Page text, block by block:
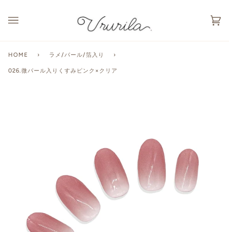
HOME › ラメ/パール/箔入り ›
026.微パール入りくすみピンク×クリア